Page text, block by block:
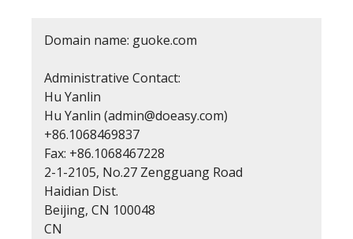
Domain name: guoke.com
Administrative Contact:
Hu Yanlin
Hu Yanlin (admin@doeasy.com)
+86.1068469837
Fax: +86.1068467228
2-1-2105, No.27 Zengguang Road
Haidian Dist.
Beijing, CN 100048
CN